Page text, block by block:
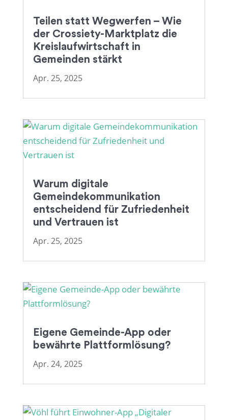
Teilen statt Wegwerfen – Wie
der Crossiety-Marktplatz die
Kreislaufwirtschaft in
Gemeinden stärkt
Apr. 25, 2025
Warum digitale
Gemeindekommunikation
entscheidend für Zufriedenheit
und Vertrauen ist
Apr. 25, 2025
Eigene Gemeinde-App oder
bewährte Plattformlösung?
Apr. 24, 2025